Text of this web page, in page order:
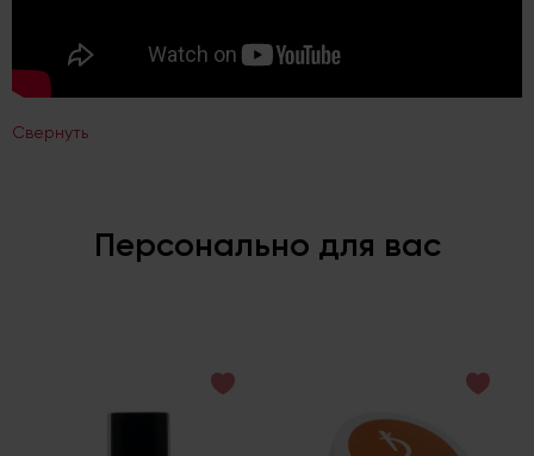
Свернуть
Персонально для вас